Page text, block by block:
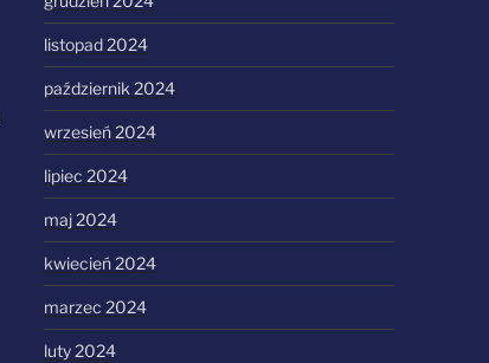
listopad 2024
październik 2024
wrzesień 2024
lipiec 2024
maj 2024
kwiecień 2024
marzec 2024
luty 2024